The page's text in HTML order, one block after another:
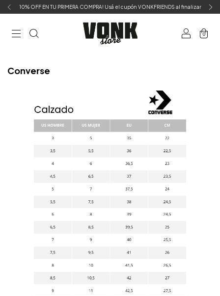
10% OFF EN TU PRIMERA COMPRA! Usá el cupón VONKFRIENDS al finalizar
0
Converse